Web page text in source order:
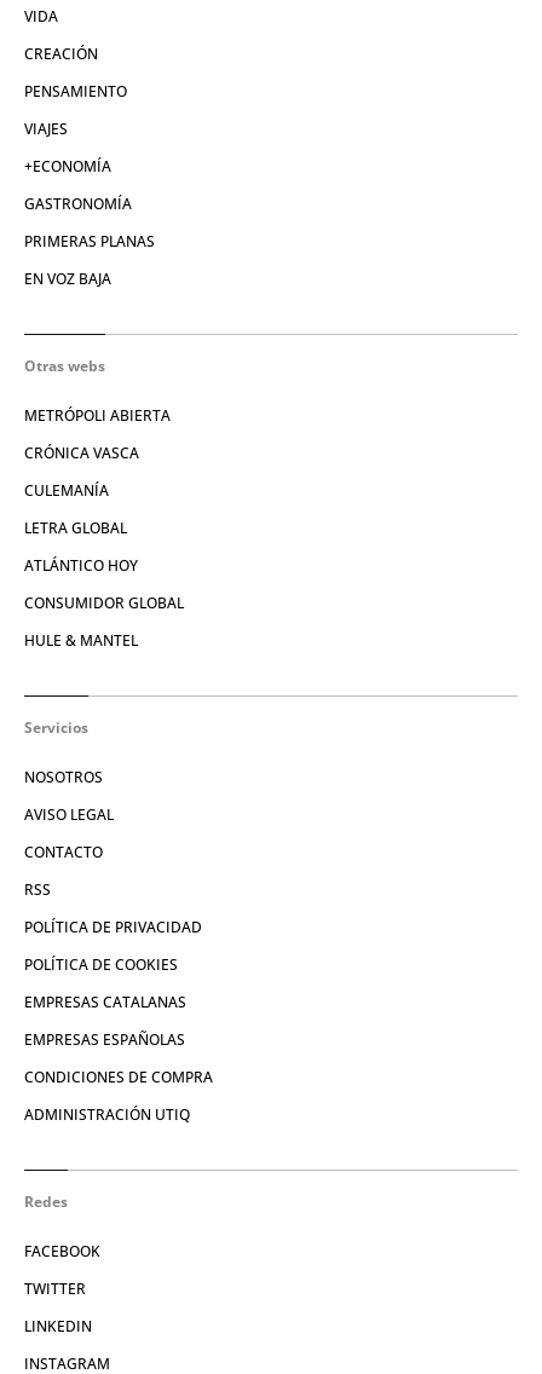
VIDA
CREACIÓN
PENSAMIENTO
VIAJES
+ECONOMÍA
GASTRONOMÍA
PRIMERAS PLANAS
EN VOZ BAJA
Otras webs
METRÓPOLI ABIERTA
CRÓNICA VASCA
CULEMANÍA
LETRA GLOBAL
ATLÁNTICO HOY
CONSUMIDOR GLOBAL
HULE & MANTEL
Servicios
NOSOTROS
AVISO LEGAL
CONTACTO
RSS
POLÍTICA DE PRIVACIDAD
POLÍTICA DE COOKIES
EMPRESAS CATALANAS
EMPRESAS ESPAÑOLAS
CONDICIONES DE COMPRA
ADMINISTRACIÓN UTIQ
Redes
FACEBOOK
TWITTER
LINKEDIN
INSTAGRAM